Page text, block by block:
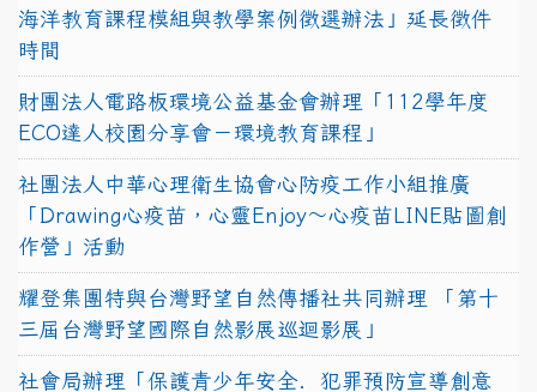
海洋教育課程模組與教學案例徵選辦法」延長徵件
時間
財團法人電路板環境公益基金會辦理「112學年度
ECO達人校園分享會－環境教育課程」
社團法人中華心理衛生協會心防疫工作小組推廣
「Drawing心疫苗，心靈Enjoy〜心疫苗LINE貼圖創
作營」活動
耀登集團特與台灣野望自然傳播社共同辦理 「第十
三屆台灣野望國際自然影展巡迴影展」
社會局辦理「保護青少年安全．犯罪預防宣導創意